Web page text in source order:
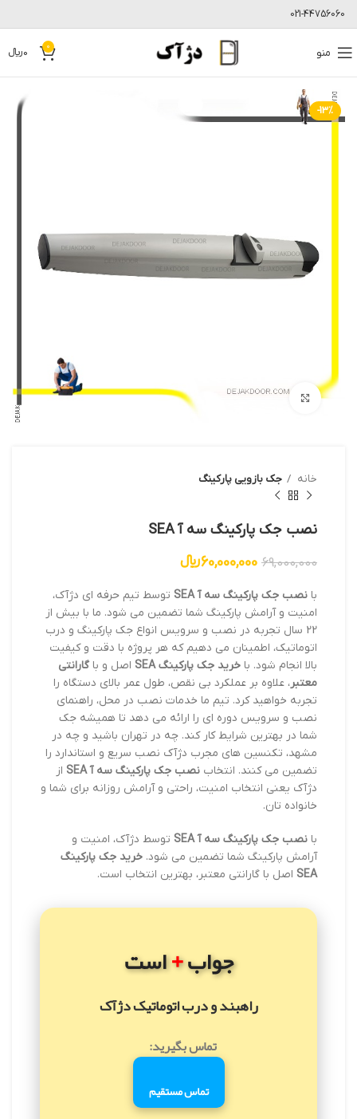
021-44756060
منو 0
0﷼
-13%
بزرگنمایی تصویر
خانه جک بازویی پارکینگ
نصب جک پارکینگ سه آ SEA
69,000,000
60,000,000﷼
با نصب جک پارکینگ سه آ SEA
توسط تیم حرفه ای دژآک،
امنیت و آرامش پارکینگ شما تضمین می شود. ما با بیش از
22 سال تجربه در نصب و سرویس انواع جک پارکینگ و درب
اتوماتیک، اطمینان می دهیم که هر پروژه با دقت و کیفیت
بالا انجام شود. با خرید جک پارکینگ SEA اصل و با گارانتی
معتبر، علاوه بر عملکرد بی نقص، طول عمر بالای دستگاه را
تجربه خواهید کرد. تیم ما خدمات نصب در محل، راهنمای
نصب و سرویس دوره ای را ارائه می دهد تا همیشه جک
شما در بهترین شرایط کار کند. چه در تهران باشید و چه در
مشهد، تکنسین های مجرب دژآک نصب سریع و استاندارد را
تضمین می کنند. انتخاب نصب جک پارکینگ سه آ SEA
از
دژآک یعنی انتخاب امنیت، راحتی و آرامش روزانه برای شما و
خانواده تان.
با نصب جک پارکینگ سه آ SEA
توسط دژآک، امنیت و
آرامش پارکینگ شما تضمین می شود. خرید جک پارکینگ
SEA اصل با گارانتی معتبر، بهترین انتخاب است.
جواب+است
راهبند و درب اتوماتیک دژآک
تماس بگیرید:
تماس مستقیم